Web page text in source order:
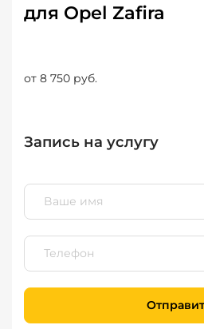
для Opel Zafira
от 8 750 руб.
Запись на услугу